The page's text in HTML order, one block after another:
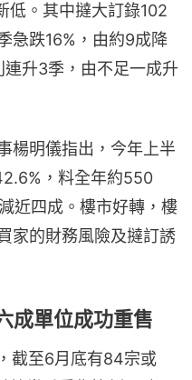
低。其中撻大訂錄102
急跌16%，由約9成降
升3季，由不足一成升
楊明儀指出，今年上半
，料全年約550
近四成。樓市好轉，樓
家的財務風險及撻訂誘
單位成功重售
截至6月底有84宗或